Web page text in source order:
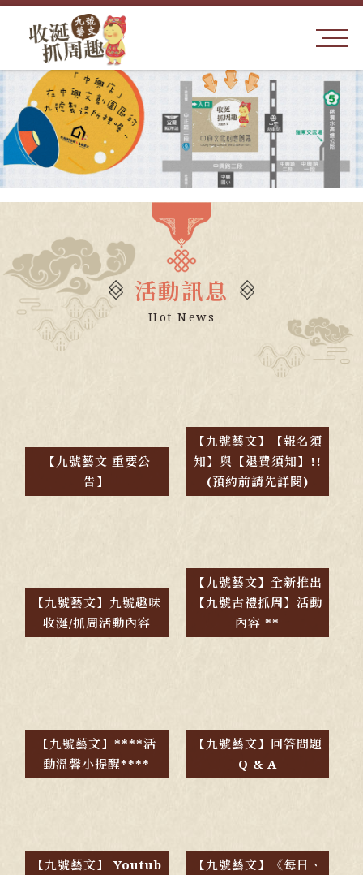
活動訊息
Hot News
【九號藝文 重要公
告】
【九號藝文】【報名須
知】與【退費須知】!!
(預約前請先詳閱)
【九號藝文】九號趣味
收涎/抓周活動內容
【九號藝文】全新推出
【九號古禮抓周】活動
內容 **
【九號藝文】****活
動溫馨小提醒****
【九號藝文】回答問題
Q & A
【九號藝文】 Youtub
【九號藝文】《每日、